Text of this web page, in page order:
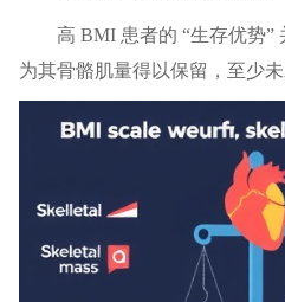
高 BMI 患者的 “生存优势”
为其骨骼肌量得以保留，至少